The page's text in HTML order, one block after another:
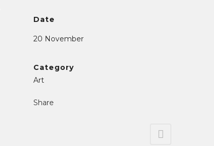
Date
20 November
Category
Art
Share